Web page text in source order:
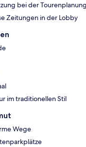
bei der
Zeitungen in der Lobby
im traditionellen Stil
Wege